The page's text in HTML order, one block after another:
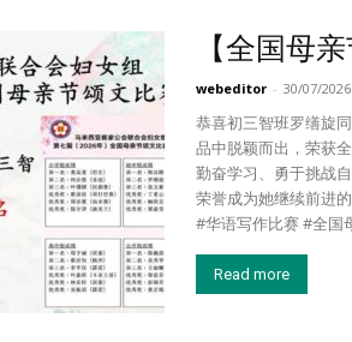
【全国母
webeditor - 30/07/2026
恭喜初三智班罗缮旋
品中脱颖而出，荣获
勤奋学习、勇于挑战
荣誉成为她继续前进
#华语写作比赛 #全国
Read more